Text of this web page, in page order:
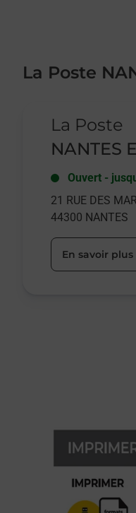
La Poste
La Poste
NANTES
Ouvert -
21 RUE DES
44300 NANTES
En savoir plus